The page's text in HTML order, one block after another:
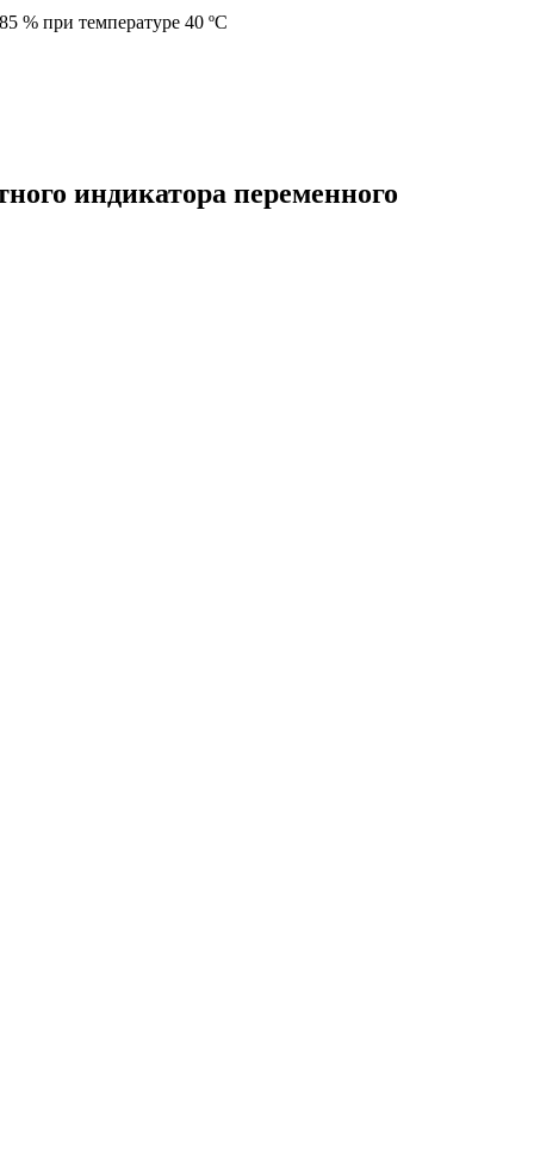
% при температуре 40 ºС
индикатора переменного